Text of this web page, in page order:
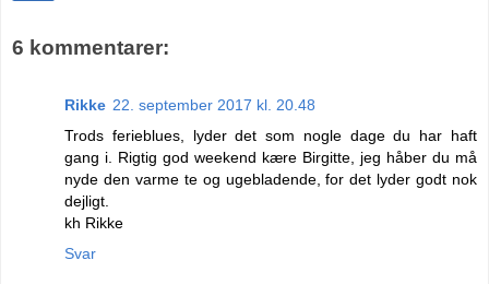
6 kommentarer:
Rikke 22. september 2017 kl. 20.48
Trods ferieblues, lyder det som nogle dage du har haft
gang i. Rigtig god weekend kære Birgitte, jeg håber du må
nyde den varme te og ugebladende, for det lyder godt nok
dejligt.
kh Rikke
Svar